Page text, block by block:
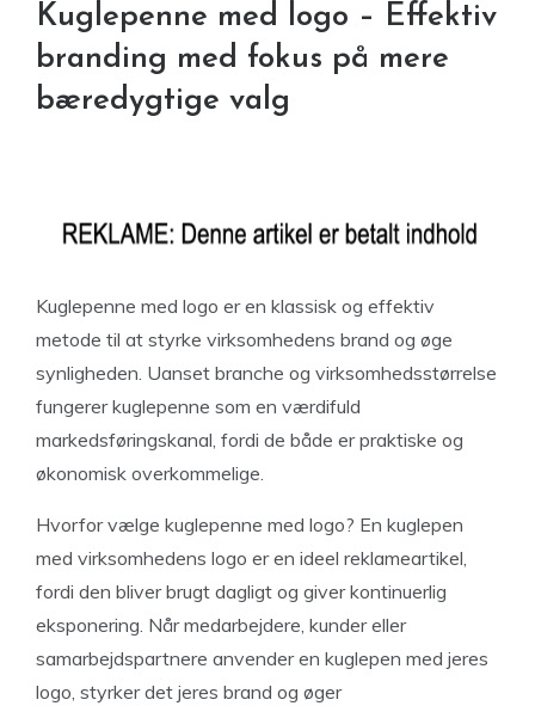
Kuglepenne med logo – Effektiv
branding med fokus på mere
bæredygtige valg
Kuglepenne med logo er en klassisk og effektiv
metode til at styrke virksomhedens brand og øge
synligheden. Uanset branche og virksomhedsstørrelse
fungerer kuglepenne som en værdifuld
markedsføringskanal, fordi de både er praktiske og
økonomisk overkommelige.
Hvorfor vælge kuglepenne med logo? En kuglepen
med virksomhedens logo er en ideel reklameartikel,
fordi den bliver brugt dagligt og giver kontinuerlig
eksponering. Når medarbejdere, kunder eller
samarbejdspartnere anvender en kuglepen med jeres
logo, styrker det jeres brand og øger